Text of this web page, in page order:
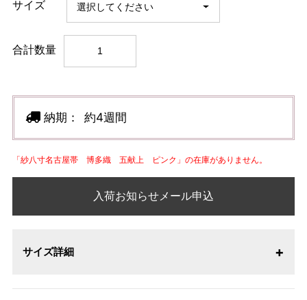
サイズ
合計数量
納期： 約4週間
「紗八寸名古屋帯 博多織 五献上 ピンク」の在庫がありません。
入荷お知らせメール申込
サイズ詳細